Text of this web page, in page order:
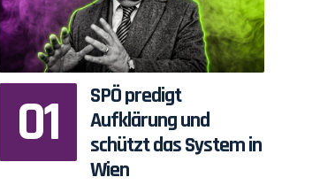
SPÖ predigt
Aufklärung und
schützt das System in
Wien